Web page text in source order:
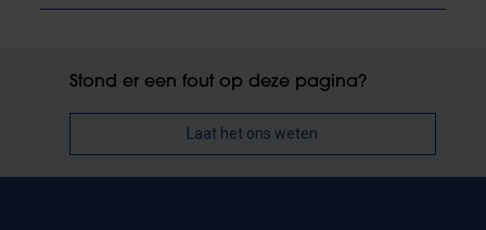
Stond er een fout op deze pagina?
Laat het ons weten